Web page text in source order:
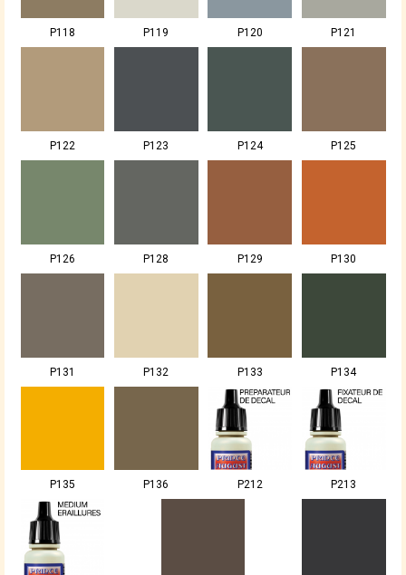
P118 P119 P120 P121
P122 P123 P124 P125
P126 P128 P129 P130
P131 P132 P133 P134
P135 P136 P212 P213